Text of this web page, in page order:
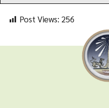
Post Views: 256